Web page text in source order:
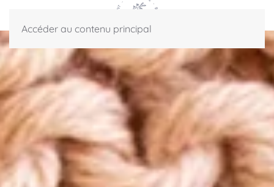
Accéder au contenu principal